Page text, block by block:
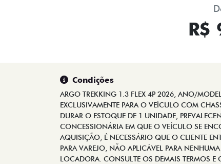
R$
Condições
ARGO TREKKING 1.3 FLEX 4P 2026, ANO/
EXCLUSIVAMENTE PARA O VEÍCULO COM
DURAR O ESTOQUE DE 1 UNIDADE,
CONCESSIONÁRIA EM QUE O VEÍCULO SE
AQUISIÇÃO, É NECESSÁRIO QUE O CLIENTE
PARA VAREJO, NÃO APLICÁVEL PARA
LOCADORA. CONSULTE OS DEMAIS TERMOS